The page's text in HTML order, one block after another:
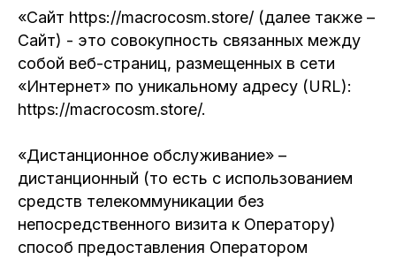
«Сайт https://macrocosm.store/ (далее также –
Сайт) - это совокупность связанных между
собой веб-страниц, размещенных в сети
«Интернет» по уникальному адресу (URL):
https://macrocosm.store/.
«Дистанционное обслуживание» –
дистанционный (то есть с использованием
средств телекоммуникации без
непосредственного визита к Оператору)
способ предоставления Оператором